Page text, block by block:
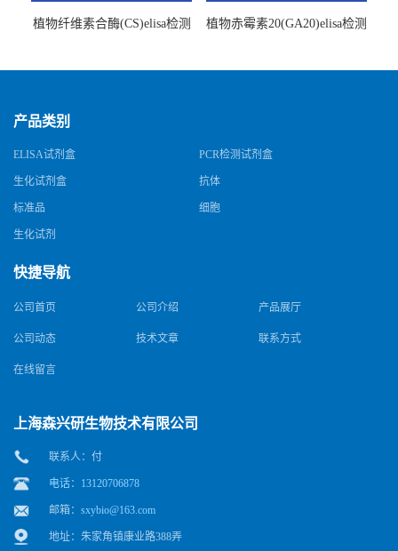
植物纤维素合酶(CS)elisa检测
植物赤霉素20(GA20)elisa检测
产品类别
ELISA试剂盒 PCR检测试剂盒
生化试剂盒 抗体
标准品 细胞
生化试剂
快捷导航
公司首页 公司介绍 产品展厅
公司动态 技术文章 联系方式
在线留言
上海森兴研生物技术有限公司
联系人：付
电话：13120706878
邮箱： sxybio@163.com
地址：朱家角镇康业路388弄